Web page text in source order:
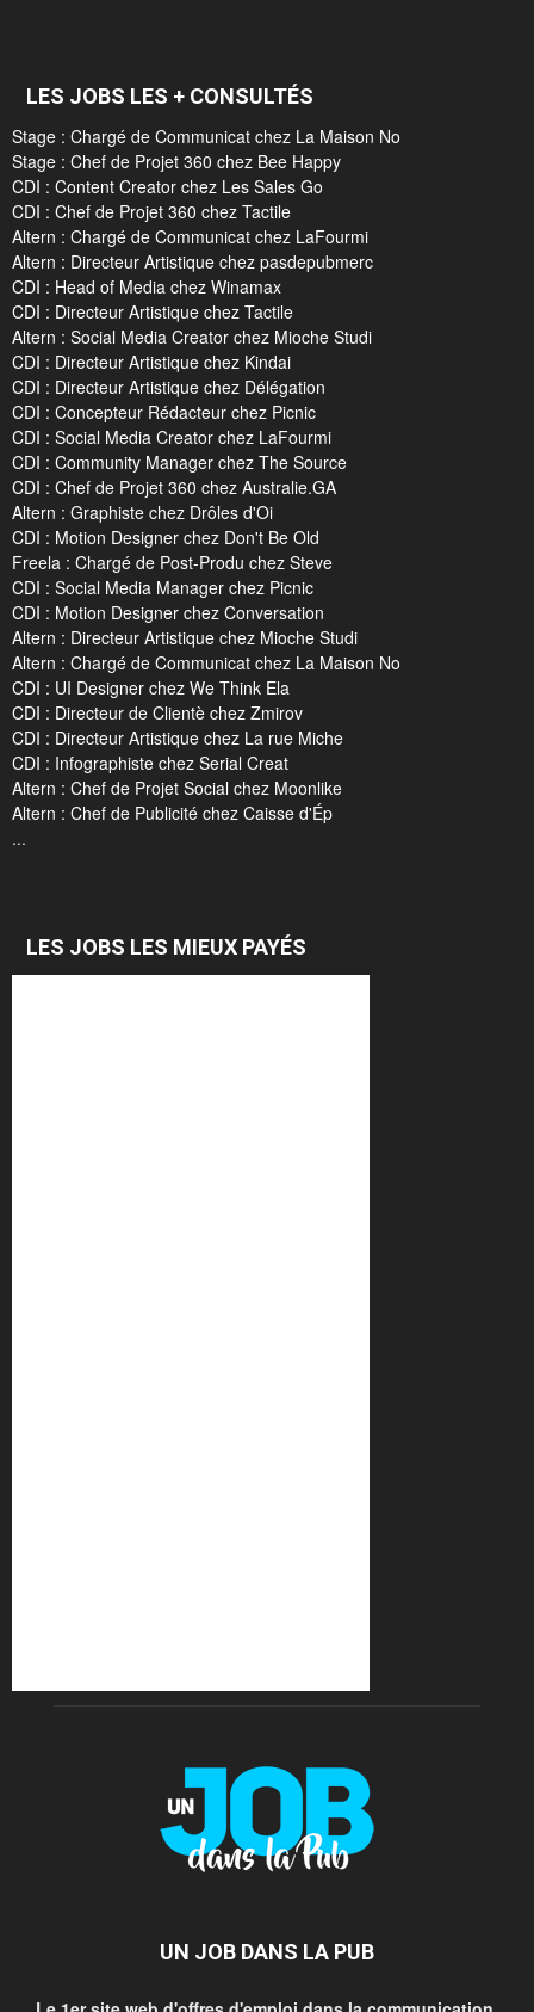
LES JOBS LES + CONSULTÉS
Stage : Chargé de Communicat chez La Maison No
Stage : Chef de Projet 360 chez Bee Happy
CDI : Content Creator chez Les Sales Go
CDI : Chef de Projet 360 chez Tactile
Altern : Chargé de Communicat chez LaFourmi
Altern : Directeur Artistique chez pasdepubmerc
CDI : Head of Media chez Winamax
CDI : Directeur Artistique chez Tactile
Altern : Social Media Creator chez Mioche Studi
CDI : Directeur Artistique chez Kindai
CDI : Directeur Artistique chez Délégation
CDI : Concepteur Rédacteur chez Picnic
CDI : Social Media Creator chez LaFourmi
CDI : Community Manager chez The Source
CDI : Chef de Projet 360 chez Australie.GA
Altern : Graphiste chez Drôles d'Oi
CDI : Motion Designer chez Don't Be Old
Freela : Chargé de Post-Produ chez Steve
CDI : Social Media Manager chez Picnic
CDI : Motion Designer chez Conversation
Altern : Directeur Artistique chez Mioche Studi
Altern : Chargé de Communicat chez La Maison No
CDI : UI Designer chez We Think Ela
CDI : Directeur de Clientè chez Zmirov
CDI : Directeur Artistique chez La rue Miche
CDI : Infographiste chez Serial Creat
Altern : Chef de Projet Social chez Moonlike
Altern : Chef de Publicité chez Caisse d'Ép
...
LES JOBS LES MIEUX PAYÉS
UN JOB DANS LA PUB